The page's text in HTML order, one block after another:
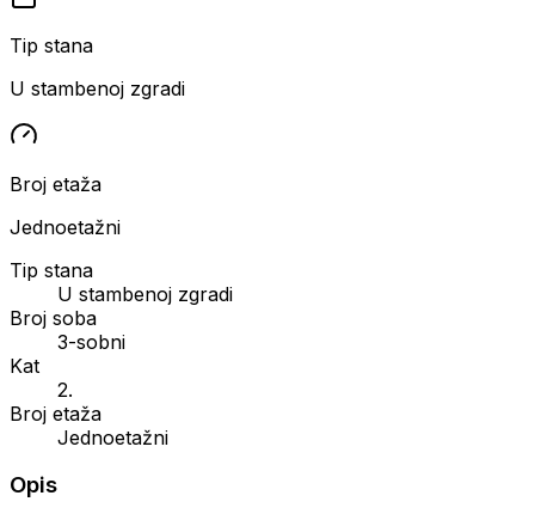
Tip stana
U stambenoj zgradi
Broj etaža
Jednoetažni
Tip stana
U stambenoj zgradi
Broj soba
3-sobni
Kat
2.
Broj etaža
Jednoetažni
Opis